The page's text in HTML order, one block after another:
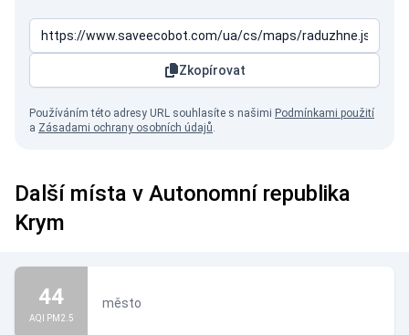
Zkopírovat
Používáním této adresy URL souhlasíte s našimi Podmínkami použití
a Zásadami ochrany osobních údajů.
Další místa v Autonomní republika
Krym
44
AQI PM2.5
město